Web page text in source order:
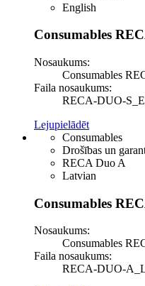
English
Consumables
Nosaukums:
Consumables
Faila nosaukums:
RECA-DUO-
Lejupielādēt
Consumables
Drošības un
RECA Duo A
Latvian
Consumables
Nosaukums:
Consumables
Faila nosaukums:
RECA-DUO-